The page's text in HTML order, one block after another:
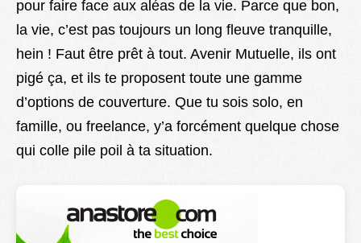
pour faire face aux aléas de la vie. Parce que bon,
la vie, c’est pas toujours un long fleuve tranquille,
hein ! Faut être prêt à tout. Avenir Mutuelle, ils ont
pigé ça, et ils te proposent toute une gamme
d’options de couverture. Que tu sois solo, en
famille, ou freelance, y’a forcément quelque chose
qui colle pile poil à ta situation.